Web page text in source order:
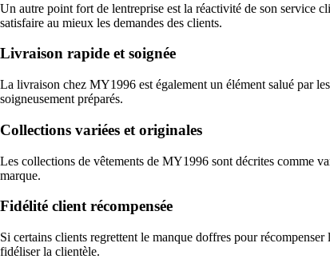
Un autre point fort de lentreprise est la réactivité de son service
satisfaire au mieux les demandes des clients.
Livraison rapide et soignée
La livraison chez MY1996 est également un élément salué par
soigneusement préparés.
Collections variées et originales
Les collections de vêtements de MY1996 sont décrites comme
marque.
Fidélité client récompensée
Si certains clients regrettent le manque doffres pour
fidéliser la clientèle.